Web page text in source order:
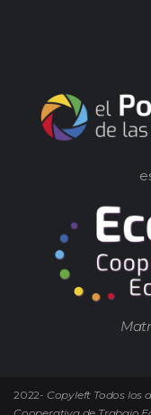
2022- Copyleft Todos los